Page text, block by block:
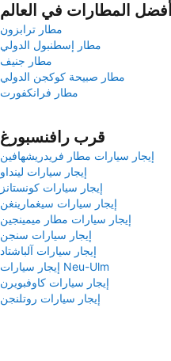
أفضل المطارات في العالم
مطار ترابزون
مطار إسطنبول الدولي
مطار جنيف
مطار صبيحة كوكجن الدولي
مطار فرانكفورت
قرب رافنسبورغ
إيجار سيارات مطار فريدريشهافين
إيجار سيارات لينداو
إيجار سيارات كونستانز
إيجار سيارات سيغمارينغن
إيجار سيارات مطار ميمينجين
إيجار سيارات سنجن
إيجار سيارات آلباشتاد
إيجار سيارات Neu-Ulm
إيجار سيارات كاوفبويرن
إيجار سيارات روتلنجن